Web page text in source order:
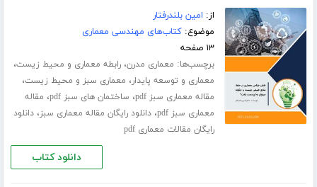
از: امین بلندرفتار
موضوع:کتاب‌های مهندسی معماری
۱۳ صفحه
برچسب‌ها: معماری مدرن،رابطه معماری و محیط زیست،
معماری و توسعه پایدار، معماری سبز و محیط زیست،
مقاله معماری سبز pdf ، ساختمان های سبز pdf ، مقاله
معماری سبز pdf
،دانلود رایگان مقاله معماری سبز،دانلود
رایگان مقالات معماری pdf
دانلود کتاب